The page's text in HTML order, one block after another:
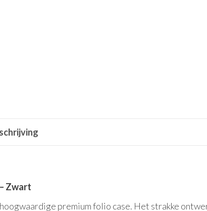
Zwart
premium folio case. Het strakke